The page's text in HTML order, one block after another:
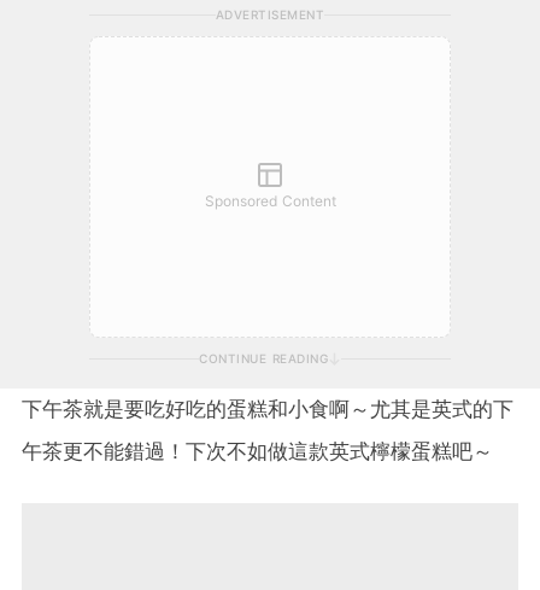
ADVERTISEMENT
Sponsored Content
CONTINUE READING
下午茶就是要吃好吃的蛋糕和小食啊～尤其是英式的下
午茶更不能錯過！下次不如做這款英式檸檬蛋糕吧～